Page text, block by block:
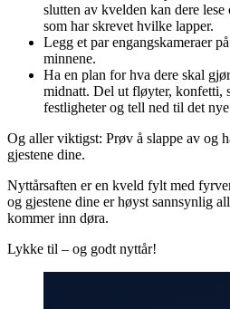
slutten av kvelden kan dere
som har skrevet hvilke lapper.
Legg et par engangskameraer
minnene.
Ha en plan for hva dere skal
midnatt. Del ut fløyter, konfetti,
festligheter og tell ned til det nye
Og aller viktigst: Prøv å slappe av og
gjestene dine.
Nyttårsaften er en kveld fylt med
og gjestene dine er høyst sannsynlig
kommer inn døra.
Lykke til – og godt nyttår!